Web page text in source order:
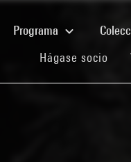
Programa
Hágase socio